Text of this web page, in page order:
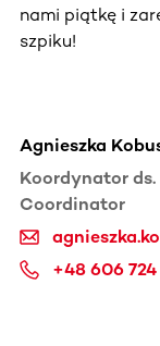
nami piątkę i
szpiku!
Agnieszka
Koordynator
Coordinator
+48 606 724